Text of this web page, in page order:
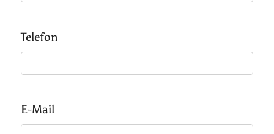
Telefon
E-Mail